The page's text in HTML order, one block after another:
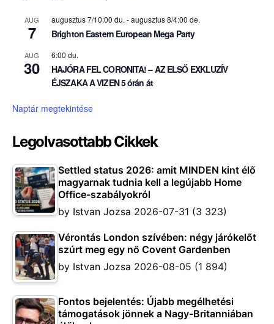
AUG
7
augusztus 7/10:00 du. -augusztus 8/4:00 de.
Brighton Eastern European Mega Party
AUG
30
6:00 du.
HAJÓRA FEL CORONITA! – AZ ELSŐ EXKLUZÍV
ÉJSZAKA A VIZEN 5 órán át
Naptár megtekintése
Legolvasottabb Cikkek
Settled status 2026: amit MINDEN kint élő
magyarnak tudnia kell a legújabb Home
Office-szabályokról
by Istvan Jozsa 2026-07-31 (3 323)
Vérontás London szívében: négy járókelőt
szúrt meg egy nő Covent Gardenben
by Istvan Jozsa 2026-08-05 (1 894)
Fontos bejelentés: Újabb megélhetési
támogatások jönnek a Nagy-Britanniában